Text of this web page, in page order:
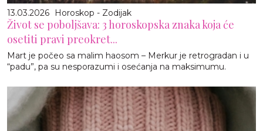
13.03.2026 Horoskop - Zodijak
Život se poboljšava: 3 horoskopska znaka koja će
osetiti pravi preokret...
Mart je počeo sa malim haosom – Merkur je retrogradan i u
“padu”, pa su nesporazumi i osećanja na maksimumu.